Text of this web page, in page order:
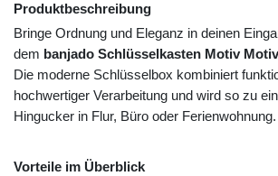
Produktbeschreibung
Bringe Ordnung und Eleganz in deinen
dem banjado Schlüsselkasten Motiv
Die moderne Schlüsselbox kombiniert
hochwertiger Verarbeitung und wird so zu
Hingucker in Flur, Büro oder Ferienwohnung.
Vorteile im Überblick